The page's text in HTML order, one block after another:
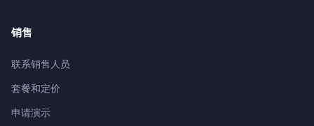
销售
联系销售人员
套餐和定价
申请演示